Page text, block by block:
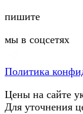
пишите
мы в соцсетях
Политика
Цены на сайте
Для уточнения